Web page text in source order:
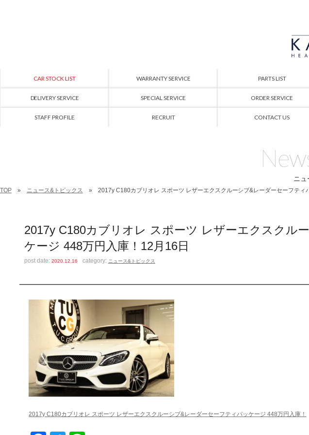
CAR STOCK LIST WARRANTY SERVICE PARTS LIST
DELIVERY SERVICE SPECIAL SERVICE ORDER SERVICE
STAFF PROFILE RECRUIT CONTACT US
ニュ
TOP ニュース&トピックス 2017y C180カブリオレ スポーツ レザーエクスクルーシブ&レーダーセーフティ
2017y C180カブリオレ スポーツ レザーエクスクル
ケージ 448万円入庫！12月16日
post date:2020.12.16 category: ニュース&トピックス
2017y C180カブリオレ スポーツ レザーエクスクルーシブ&レーダーセーフティパッケージ 448万円入庫！